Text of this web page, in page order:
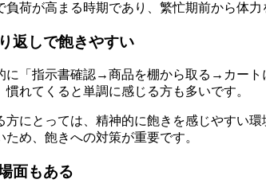
負荷が高まる時期であり、繁忙期前から体力
返しで飽きやすい
に「指示書確認→商品を棚から取る→カート
れてくると単調に感じる方も多いです。
方にとっては、精神的に飽きを感じやすい
め、飽きへの対策が重要です。
面もある